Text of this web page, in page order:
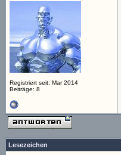
Registriert seit: Mar 2014
Beiträge: 8
Lesezeichen